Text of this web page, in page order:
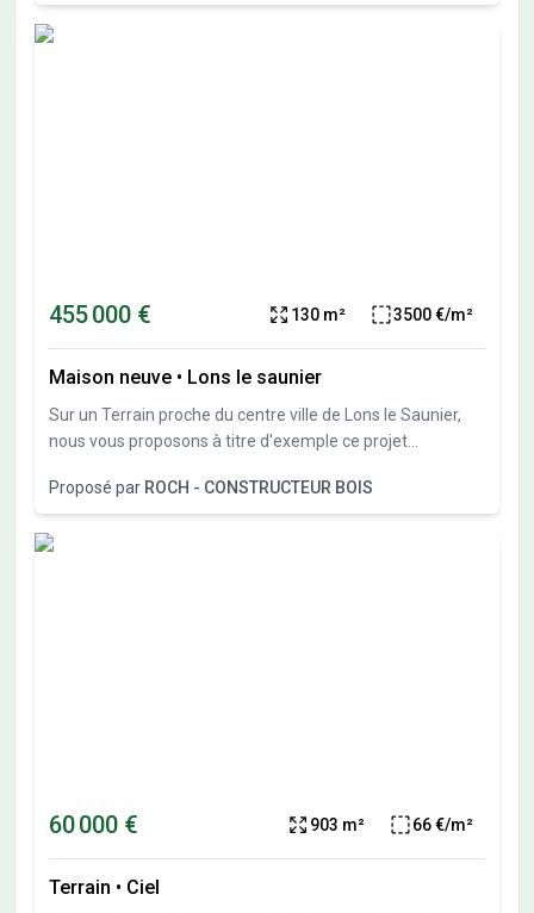
455 000 € 130 m² 3500 €/m²
Maison neuve • Lons le saunier
Sur un Terrain proche du centre ville de Lons le Saunier,
nous vous proposons à titre d'exemple ce projet
Proposé par ROCH - CONSTRUCTEUR BOIS
60 000 € 903 m² 66 €/m²
Terrain • Ciel